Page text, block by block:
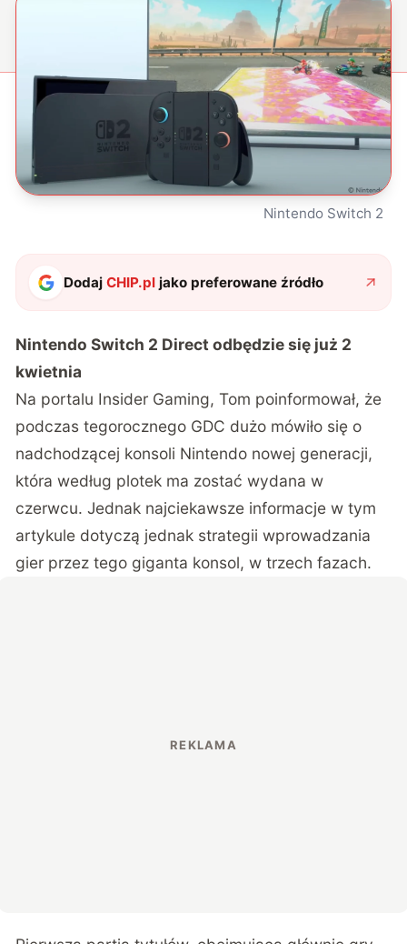
Nintendo Switch 2
DodajCHIP.pl jako preferowane źródło
Nintendo Switch 2 Direct odbędzie się już 2
kwietnia
Na portalu Insider Gaming, Tom poinformował, że
podczas tegorocznego GDC dużo mówiło się o
nadchodzącej konsoli Nintendo nowej generacji,
która według plotek ma zostać wydana w
czerwcu. Jednak najciekawsze informacje w tym
artykule dotyczą jednak strategii wprowadzania
gier przez tego giganta konsol, w trzech fazach.